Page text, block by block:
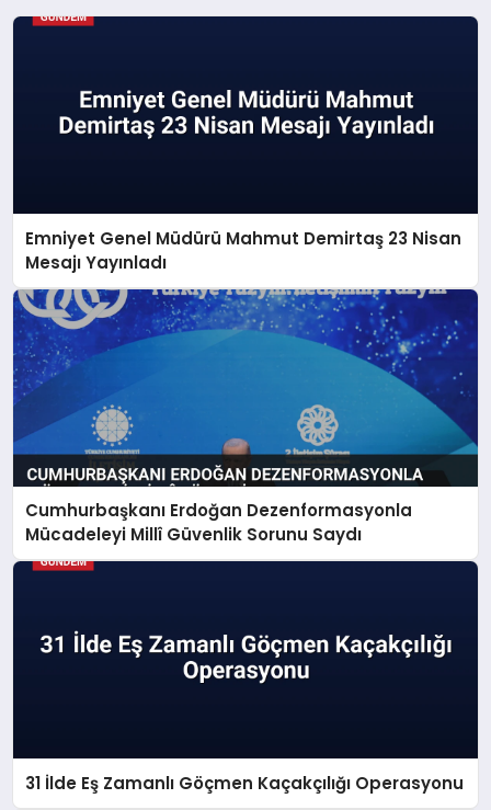
Emniyet Genel Müdürü Mahmut Demirtaş 23 Nisan
Mesajı Yayınladı
Cumhurbaşkanı Erdoğan Dezenformasyonla
Mücadeleyi Millî Güvenlik Sorunu Saydı
31 İlde Eş Zamanlı Göçmen Kaçakçılığı Operasyonu